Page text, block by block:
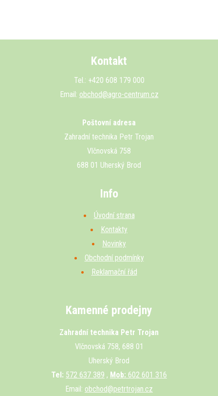
Kontakt
Tel.: +420 608 179 000
Email: obchod@agro-centrum.cz
Poštovní adresa
Zahradní technika Petr Trojan
Vlčnovská 758
688 01 Uherský Brod
Info
Úvodní strana
Kontakty
Novinky
Obchodní podmínky
Reklamační řád
Kamenné prodejny
Zahradní technika Petr Trojan
Vlčnovská 758, 688 01
Uherský Brod
Tel: 572 637 389 , Mob: 602 601 316
Email: obchod@petrtrojan.cz